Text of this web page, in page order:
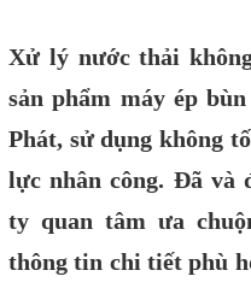
Xử lý nước thải
sản phẩm máy ép
Phát, sử dụng không
lực nhân công. Đã và
ty quan tâm ưa
thông tin chi tiết phù